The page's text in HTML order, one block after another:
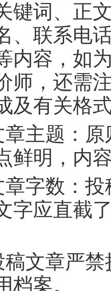
键词、正
、联系电
内容，如
师，还需
及有关格
章主题：
鲜明，内
章字数：
字应直截
稿文章严
档案。